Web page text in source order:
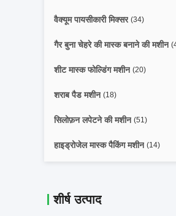
वैक्यूम पायसीकारी मिक्सर (34)
गैर बुना चेहरे की मास्क बनाने की मशीन
शीट मास्क फोल्डिंग मशीन (20)
शराब पैड मशीन (18)
सिलोफ़न लपेटने की मशीन (51)
हाइड्रोजेल मास्क पैकिंग मशीन (14)
शीर्ष उत्पाद